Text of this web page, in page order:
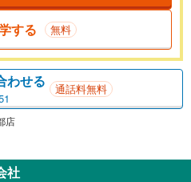
する 無料
わせる 通話料無料
店
社